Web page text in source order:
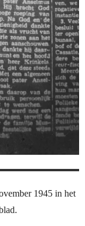
1945 in het